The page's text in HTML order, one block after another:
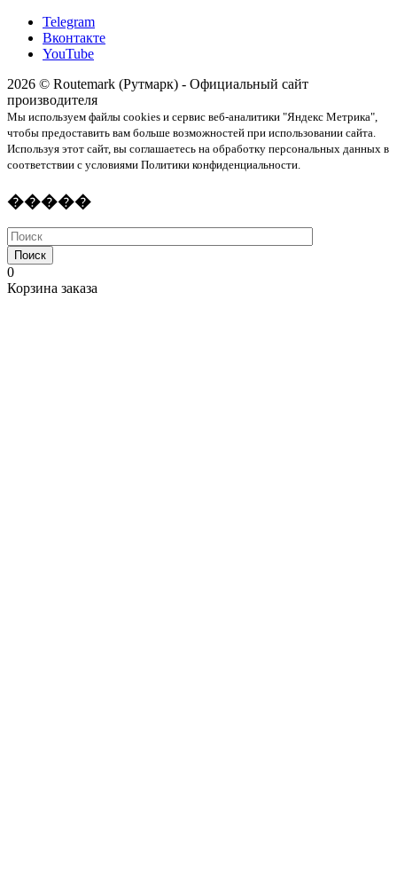
Telegram
Вконтакте
YouTube
2026 © Routemark (Рутмарк) - Официальный сайт
производителя
Мы используем файлы cookies и сервис веб-аналитики "Яндекс Метрика",
чтобы предоставить вам больше возможностей при использовании сайта.
Используя этот сайт, вы соглашаетесь на обработку персональных данных в
соответствии с условиями Политики конфиденциальности.
�����
Поиск
0
Корзина заказа